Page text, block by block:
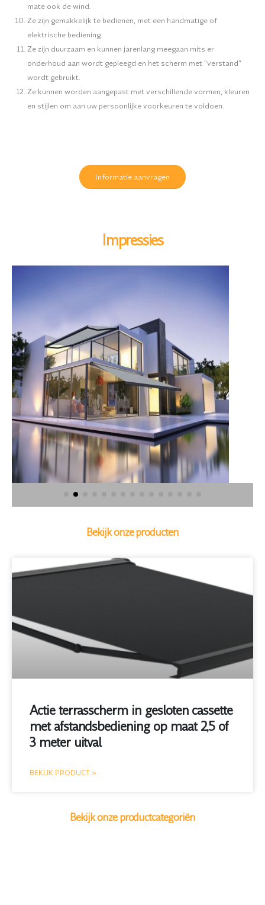
mate ook de wind.
Ze zijn gemakkelijk te bedienen, met een handmatige of
elektrische bediening.
Ze zijn duurzaam en kunnen jarenlang meegaan mits er
onderhoud aan wordt gepleegd en het scherm met “verstand”
wordt gebruikt.
Ze kunnen worden aangepast met verschillende vormen, kleuren
en stijlen om aan uw persoonlijke voorkeuren te voldoen.
Informatie aanvragen
Impressies
Bekijk onze producten
Actie terrasscherm in gesloten cassette
met afstandsbediening op maat 2,5 of
3 meter uitval
BEKIJK PRODUCT »
Bekijk onze productcategoriën